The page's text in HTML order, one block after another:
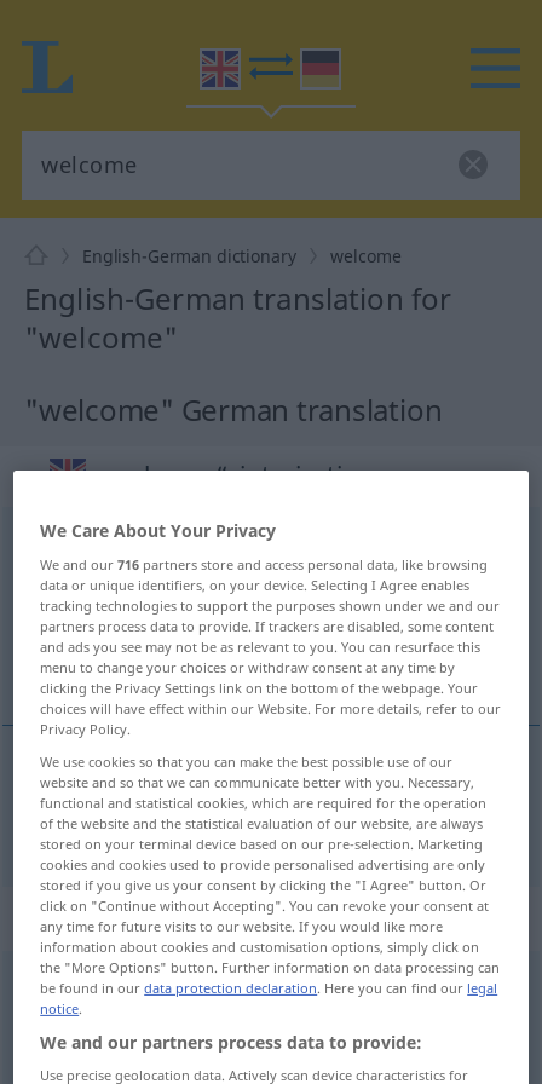
English-German dictionary welcome
English-German translation for
"welcome"
"welcome" German translation
„welcome“: interjection
welcome [ˈwelkəm]int
Overview of all translations
(For more details, click/tap on the translation)
willkommen!
willkommen! welcome
„welcome“: noun
welcome [ˈwelkəm]s
Overview of all translations
(For more details, click/tap on the translation)
We Care About Your Privacy
We and our716 partners store and access personal data, like browsing
data or unique identifiers, on your device. Selecting I Agree enables
tracking technologies to support the purposes shown under we and our
partners process data to provide. If trackers are disabled, some content
and ads you see may not be as relevant to you. You can resurface this
menu to change your choices or withdraw consent at any time by
clicking the Privacy Settings link on the bottom of the webpage. Your
choices will have effect within our Website. For more details, refer to our
Privacy Policy.
We use cookies so that you can make the best possible use of our
website and so that we can communicate better with you. Necessary,
functional and statistical cookies, which are required for the operation
of the website and the statistical evaluation of our website, are always
stored on your terminal device based on our pre-selection. Marketing
cookies and cookies used to provide personalised advertising are only
stored if you give us your consent by clicking the "I Agree" button. Or
click on "Continue without Accepting". You can revoke your consent at
any time for future visits to our website. If you would like more
information about cookies and customisation options, simply click on
the "More Options" button. Further information on data processing can
be found in ourdata protection declaration. Here you can find our legal
notice.
We and our partners process data to provide:
Use precise geolocation data. Actively scan device characteristics for